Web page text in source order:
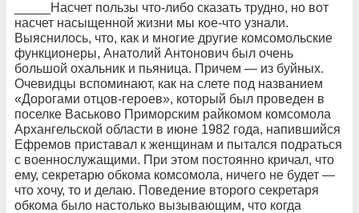
_____Насчет пользы что-либо сказать трудно, но вот
насчет насыщенной жизни мы кое-что узнали.
Выяснилось, что, как и многие другие комсомольские
функционеры, Анатолий Антонович был очень
большой охальник и пьяница. Причем — из буйных.
Очевидцы вспоминают, как на слете под названием
«Дорогами отцов-героев», который был проведен в
поселке Васьково Приморским райкомом комсомола
Архангельской области в июне 1982 года, напившийся
Ефремов приставал к женщинам и пытался подраться
с военнослужащими. При этом постоянно кричал, что
ему, секретарю обкома комсомола, ничего не будет —
что хочу, то и делаю. Поведение второго секретаря
обкома было настолько вызывающим, что когда